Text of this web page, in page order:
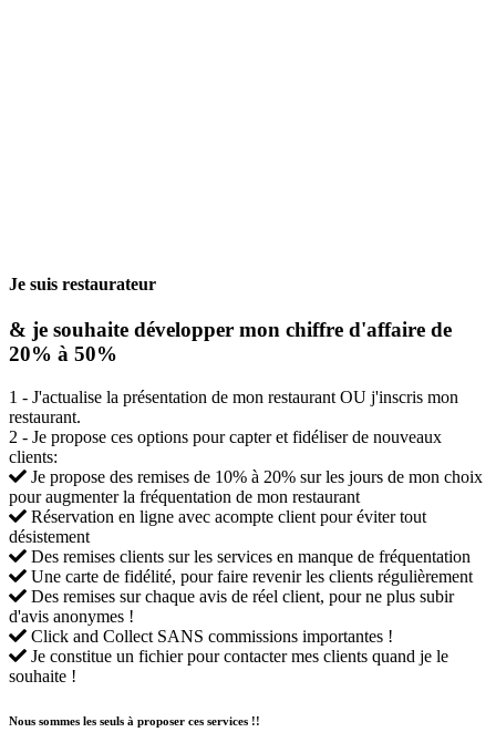
Je suis restaurateur
& je souhaite développer mon chiffre d'affaire de
20% à 50%
1 - J'actualise la présentation de mon restaurant OU j'inscris mon
restaurant.
2 - Je propose ces options pour capter et fidéliser de nouveaux
clients:
Je propose des remises de 10% à 20% sur les jours de mon choix
pour augmenter la fréquentation de mon restaurant
Réservation en ligne avec acompte client pour éviter tout
désistement
Des remises clients sur les services en manque de fréquentation
Une carte de fidélité, pour faire revenir les clients régulièrement
Des remises sur chaque avis de réel client, pour ne plus subir
d'avis anonymes !
Click and Collect SANS commissions importantes !
Je constitue un fichier pour contacter mes clients quand je le
souhaite !
Nous sommes les seuls à proposer ces services !!